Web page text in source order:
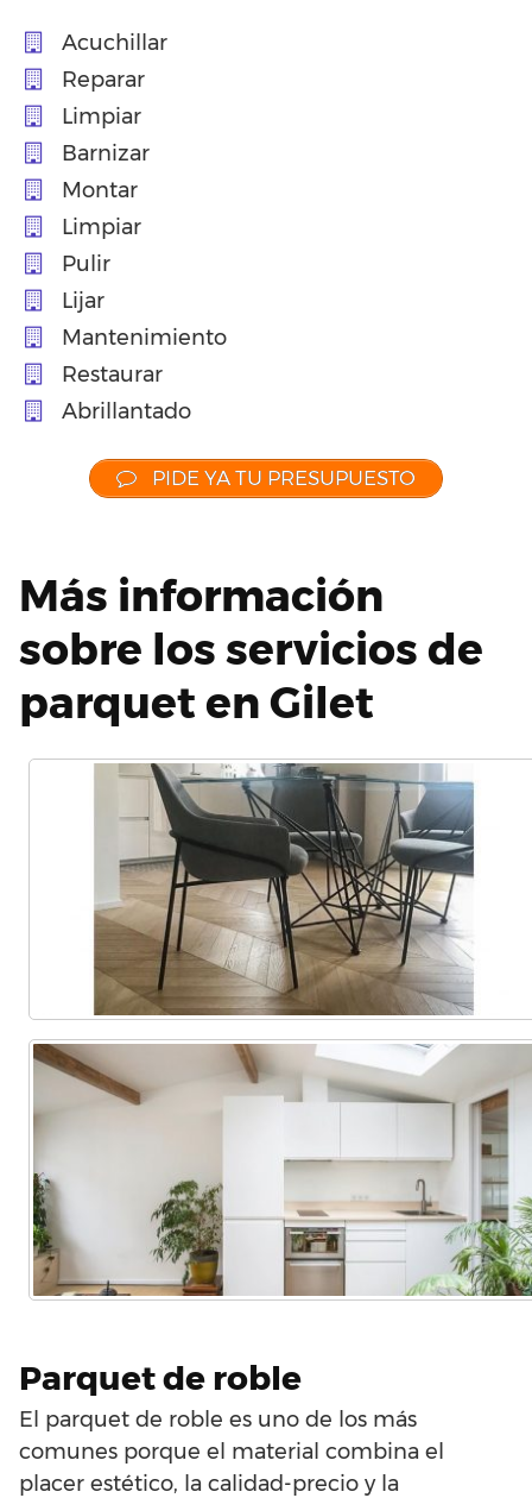
Acuchillar
Reparar
Limpiar
Barnizar
Montar
Limpiar
Pulir
Lijar
Mantenimiento
Restaurar
Abrillantado
PIDE YA TU PRESUPUESTO
Más información
sobre los servicios de
parquet en Gilet
Parquet de roble
El parquet de roble es uno de los más
comunes porque el material combina el
placer estético, la calidad-precio y la